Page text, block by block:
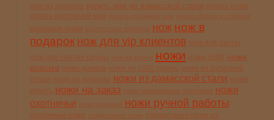
купить нож из дамасской стали
купить охотничий нож
кухонные ножи нож нож в
подарок нож для vip клиентов нож для охоты
ножи
ножи
ворсма
ножи дамаск
ножи из булатной
стали
ножи из дамасской стали
ножи
купить
ножи на заказ
ножи
охотничьи
ножи ручной работы
охотничьи ножи